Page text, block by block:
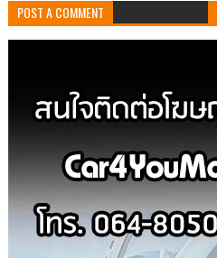
POST A COMMENT